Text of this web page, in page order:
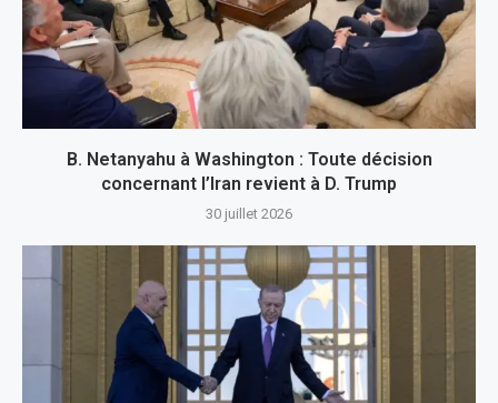
B. Netanyahu à Washington : Toute décision
concernant l’Iran revient à D. Trump
30 juillet 2026